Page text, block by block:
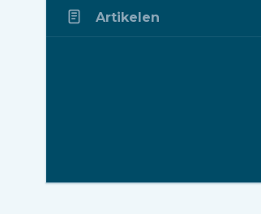
Artikelen